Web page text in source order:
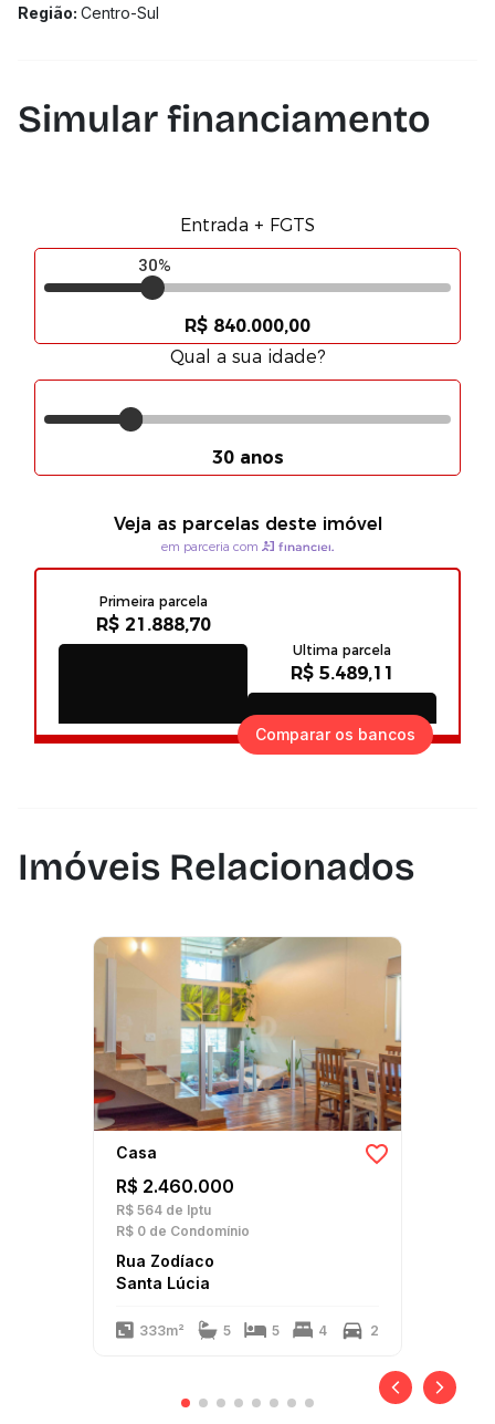
Região: Centro-Sul
Simular financiamento
Comparar os bancos
Imóveis Relacionados
Casa
R$ 2.460.000
R$ 564 de Iptu
R$ 0 de Condomínio
Rua Zodíaco
Santa Lúcia
333m² 5 5 4 2